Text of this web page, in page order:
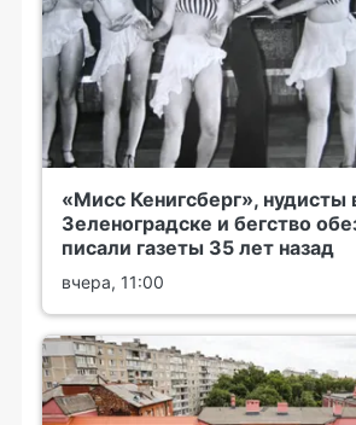
«Мисс Кенигсберг», нудисты
Зеленоградске и бегство
писали газеты 35 лет назад
вчера, 11:00